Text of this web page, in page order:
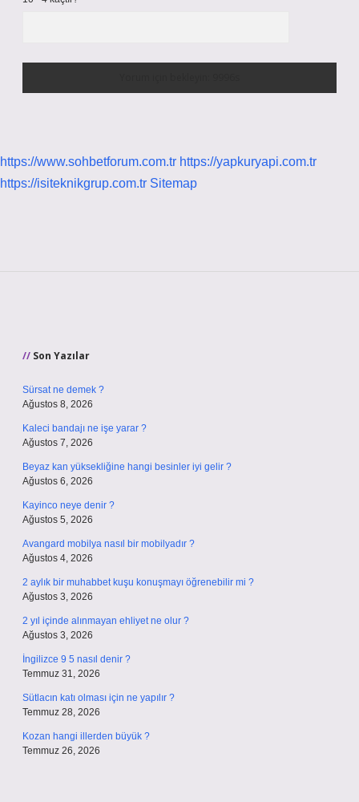
https://www.sohbetforum.com.tr https://yapkuryapi.com.tr
https://isiteknikgrup.com.tr Sitemap
Son Yazılar
Sürsat ne demek ?
Ağustos 8, 2026
Kaleci bandajı ne işe yarar ?
Ağustos 7, 2026
Beyaz kan yüksekliğine hangi besinler iyi gelir ?
Ağustos 6, 2026
Kayinco neye denir ?
Ağustos 5, 2026
Avangard mobilya nasıl bir mobilyadır ?
Ağustos 4, 2026
2 aylık bir muhabbet kuşu konuşmayı öğrenebilir mi ?
Ağustos 3, 2026
2 yıl içinde alınmayan ehliyet ne olur ?
Ağustos 3, 2026
İngilizce 9 5 nasıl denir ?
Temmuz 31, 2026
Sütlacın katı olması için ne yapılır ?
Temmuz 28, 2026
Kozan hangi illerden büyük ?
Temmuz 26, 2026